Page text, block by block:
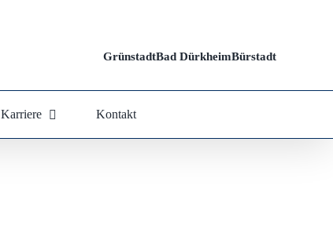
GrünstadtBad DürkheimBürstadt
Karriere Kontakt